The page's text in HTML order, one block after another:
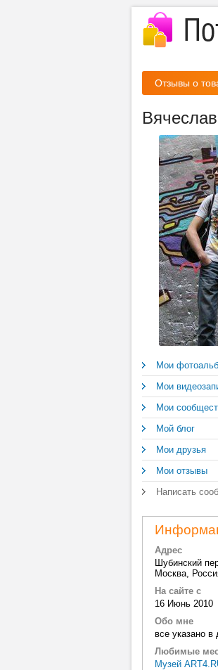
Отзывы о
Мои
Мои
Мои
Мой блог
Мои друзья
Мои отзывы
Написать
Адрес
Шубинский
Москва,
На сайте с
16 Июнь 2010
Обо мне
все указано в
Любимые
Музей